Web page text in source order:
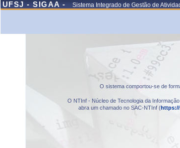
UFSJ - SIGAA - Sistema Integrado de Gestão de
O sistema comportou-se de
O NTInf - Núcleo de Tecnologia da
abra um chamado no SAC-NTInf (